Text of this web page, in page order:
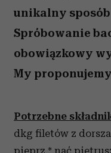
unikalny
Spróbowanie
obowiązkowy
My
Potrzebne
dkg filetów z
pieprz * nać